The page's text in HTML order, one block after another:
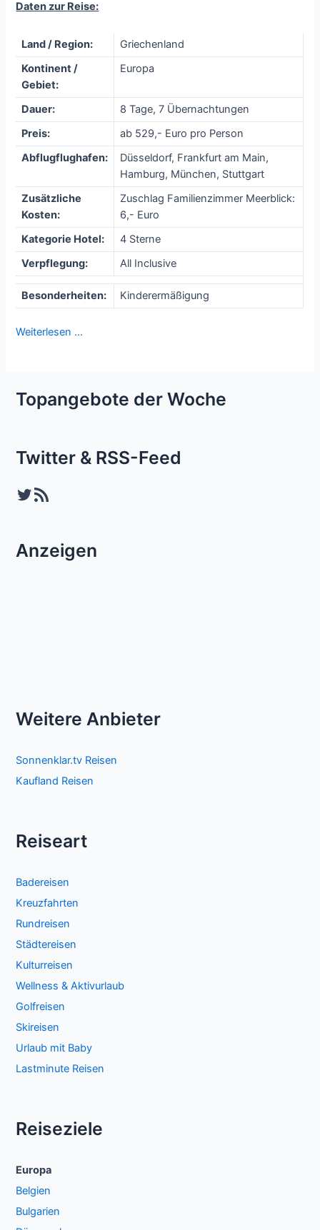
Daten zur Reise:
Land / Region:
Griechenland
Kontinent /
Gebiet:
Europa
Dauer:
8 Tage, 7 Übernachtungen
Preis:
ab 529,- Euro pro Person
Abflugflughafen:
Düsseldorf, Frankfurt am Main,
Hamburg, München, Stuttgart
Zusätzliche
Kosten:
Zuschlag Familienzimmer Meerblick:
6,- Euro
Kategorie Hotel:
4 Sterne
Verpflegung:
All Inclusive
Besonderheiten: Kinderermäßigung
Weiterlesen …
Topangebote der Woche
Twitter & RSS-Feed
Twitter RSS-Feed
Anzeigen
Weitere Anbieter
Sonnenklar.tv Reisen
Kaufland Reisen
Reiseart
Badereisen
Kreuzfahrten
Rundreisen
Städtereisen
Kulturreisen
Wellness & Aktivurlaub
Golfreisen
Skireisen
Urlaub mit Baby
Lastminute Reisen
Reiseziele
Europa
Belgien
Bulgarien